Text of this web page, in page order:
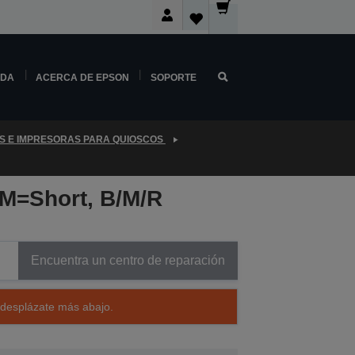
ACERCA DE EPSON SOPORTE
E IMPRESORAS PARA QUIOSCOS
B/M/R
Encuentra un centro de reparación
más abajo.